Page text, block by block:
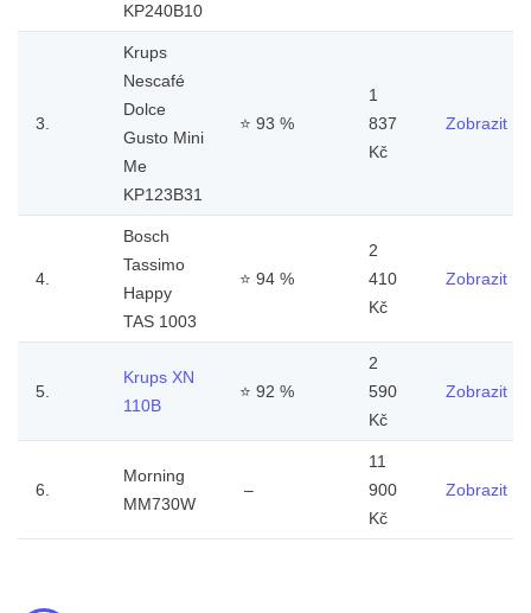
KP240B10
3.
Krups
Nescafé
Dolce
Gusto Mini
Me
KP123B31
⭐ 93 %
1
837
Kč
Zobrazit
4.
Bosch
Tassimo
Happy
TAS 1003
⭐ 94 %
2
410
Kč
Zobrazit
5.
Krups XN
110B
⭐ 92 %
2
590
Kč
Zobrazit
6.
Morning
MM730W
–
11
900
Kč
Zobrazit